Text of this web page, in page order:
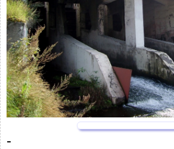
-